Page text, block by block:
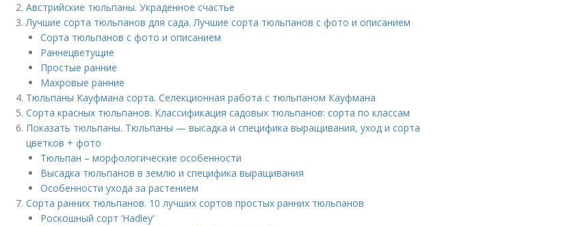
Австрийские тюльпаны. Украденное счастье
Лучшие сорта тюльпанов для сада. Лучшие сорта тюльпанов с фото и описанием
Сорта тюльпанов с фото и описанием
Раннецветущие
Простые ранние
Махровые ранние
Тюльпаны Кауфмана сорта. Селекционная работа с тюльпаном Кауфмана
Сорта красных тюльпанов. Классификация садовых тюльпанов: сорта по классам
Показать тюльпаны. Тюльпаны — высадка и специфика выращивания, уход и сорта
цветков + фото
Тюльпан – морфологические особенности
Высадка тюльпанов в землю и специфика выращивания
Особенности ухода за растением
Сорта ранних тюльпанов. 10 лучших сортов простых ранних тюльпанов
Роскошный сорт ‘Hadley’